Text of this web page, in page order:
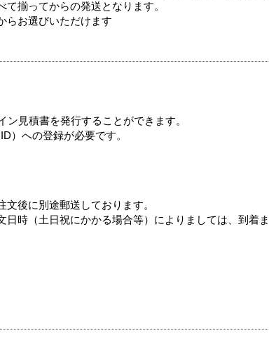
揃ってからの発送となります。
らお選びいただけます
見積書を発行することができます。
）への登録が必要です。
後に別途郵送しております。
時（土日祝にかかる場合等）によりましては、到着